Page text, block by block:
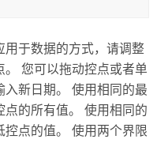
用于数据的方式，请调整
。 您可以拖动控点或者单
入新日期。 使用相同的最
点的所有值。 使用相同的
控点的值。 使用两个界限